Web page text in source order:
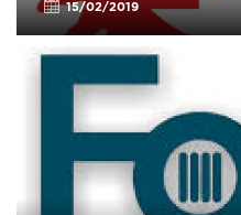
15/02/2019